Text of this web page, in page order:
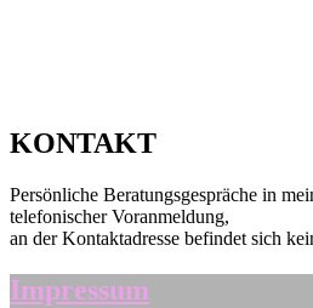
KONTAKT
Persönliche Beratungsgespräche in
telefonischer Voranmeldung,
an der Kontaktadresse befindet sich
Impressum